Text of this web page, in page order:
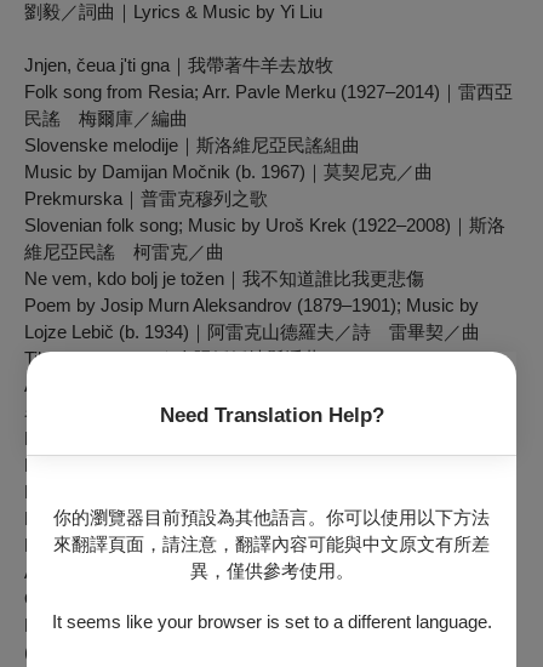
Need Translation Help?
你的瀏覽器目前預設為其他語言。你可以使用以下方法
來翻譯頁面，請注意，翻譯內容可能與中文原文有所差
異，僅供參考使用。
It seems like your browser is set to a different language.
劉毅／詞曲｜Lyrics & Music by Yi Liu
Jnjen, čeua j'ti gna｜我帶著牛羊去放牧
Folk song from Resia; Arr. Pavle Merku (1927–2014)｜雷西亞
民謠 梅爾庫／編曲
Slovenske melodije｜斯洛維尼亞民謠組曲
Music by Damijan Močnik (b. 1967)｜莫契尼克／曲
Prekmurska｜普雷克穆列之歌
Slovenian folk song; Music by Uroš Krek (1922–2008)｜斯洛
維尼亞民謠 柯雷克／曲
Ne vem, kdo bolj je tožen｜我不知道誰比我更悲傷
Poem by Josip Murn Aleksandrov (1879–1901); Music by
Lojze Lebič (b. 1934)｜阿雷克山德羅夫／詩 雷畢契／曲
Tiho sonce plava｜夕陽靜靜地懸浮著
Anonymous text; Music by France Kimovec (1878–1964)｜佚
名 基莫維茲／曲
Richepinov motiv｜黎施潘的故事
Poem by Srečko Kosovel (1904–1926); Music by Marjan
Lipovšek (1910–1955)｜柯索維爾／詩 里波夫謝克／曲
Lan｜亞麻花
Poem by Dragutin Milivoj Domjanić (1875–1933); Music by
Anton Lajovic (1878–1960)｜多米揚尼契／詩 拉尤維契／曲
Oče naš｜我們的天父
Lyrics by Ivan Cankar (1876–1918); Music by Karol Pahor
(1896–1974)｜坎卡爾／詞 帕霍爾／曲